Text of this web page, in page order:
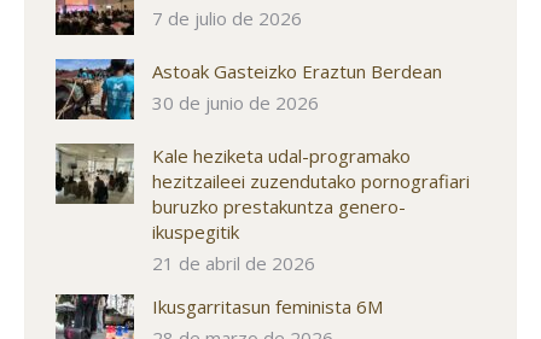
7 de julio de 2026
Astoak Gasteizko Eraztun Berdean
30 de junio de 2026
Kale heziketa udal-programako
hezitzaileei zuzendutako pornografiari
buruzko prestakuntza genero-
ikuspegitik
21 de abril de 2026
Ikusgarritasun feminista 6M